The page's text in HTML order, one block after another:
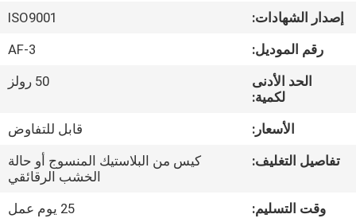
جولة
المعمل
مراقبة
الجودة
اتصل
إصدار الشهادات:
ISO9001
رقم الموديل:
AF-3
الحد الأدنى
لكمية:
50 رولز
الأسعار:
قابل للتفاوض
تفاصيل التغليف:
كيس من البلاستيك المنسوج أو حالة
الخشب الرقائقي
وقت التسليم:
25 يوم عمل